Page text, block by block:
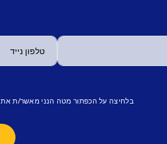
בלחיצה על הכפתור מטה הנני מאשר/ת את